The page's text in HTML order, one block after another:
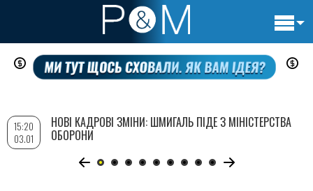
Перейти
до
вмісту
15:20
03.01
НОВІ КАДРОВІ ЗМІНИ: ШМИГАЛЬ ПІДЕ З МІНІСТЕРСТВА
ОБОРОНИ